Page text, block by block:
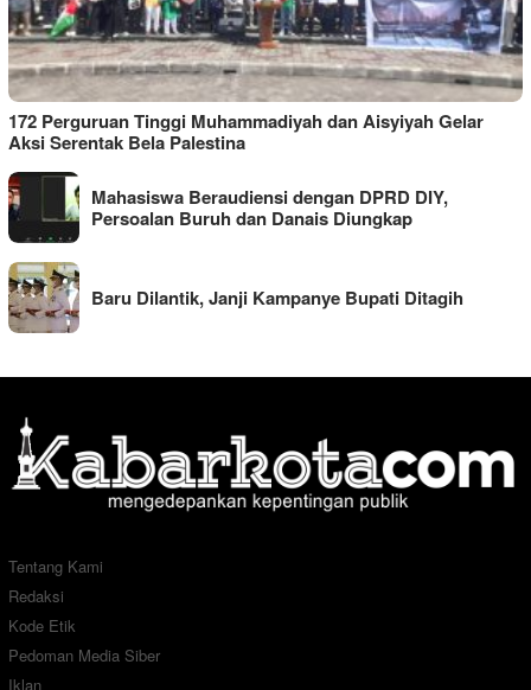
172 Perguruan Tinggi Muhammadiyah dan Aisyiyah Gelar
Aksi Serentak Bela Palestina
Mahasiswa Beraudiensi dengan DPRD DIY,
Persoalan Buruh dan Danais Diungkap
Baru Dilantik, Janji Kampanye Bupati Ditagih
Tentang Kami
Redaksi
Kode Etik
Pedoman Media Siber
Iklan